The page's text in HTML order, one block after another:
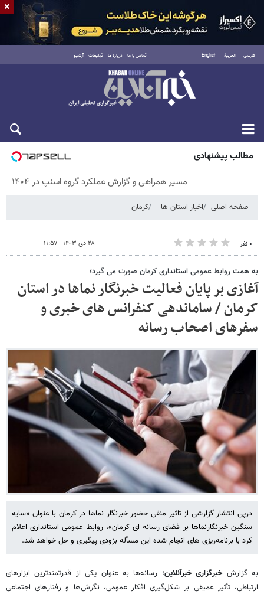
فارسی العربية English تماس با ما درباره ما تبلیغات آرشیو
پنجشنبه ۱۵ مرداد ۱۴۰۵
مطالب پیشنهادی
مسیر همراهی و گزارش عملکرد گروه اسنپ در ۱۴۰۴
صفحه اصلی اخبار استان ها کرمان
۰ نفر ۲۸ دی ۱۴۰۳ - ۱۱:۵۷
به همت روابط عمومی استانداری کرمان صورت می گیرد؛
آغازی بر پایان فعالیت خبرنگار نماها در استان
کرمان / ساماندهی کنفرانس های خبری و
سفرهای اصحاب رسانه
درپی انتشار گزارشی از تاثیر منفی حضور خبرنگار نماها در کرمان با عنوان «سایه
سنگین خبرنگارنماها بر فضای رسانه ای کرمان»، روابط عمومی استانداری اعلام
کرد با برنامه‌ریزی های انجام شده این مسأله بزودی پیگیری و حل خواهد شد.
به گزارشخبرگزاری خبرآنلاین؛ رسانه‌ها به عنوان یکی از قدرتمندترین ابزارهای
ارتباطی، تأثیر عمیقی بر شکل‌گیری افکار عمومی، نگرش‌ها و رفتارهای اجتماعی
×